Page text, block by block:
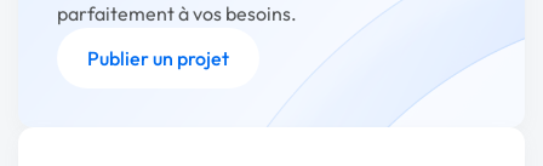
parfaitement à vos besoins.
Publier un projet